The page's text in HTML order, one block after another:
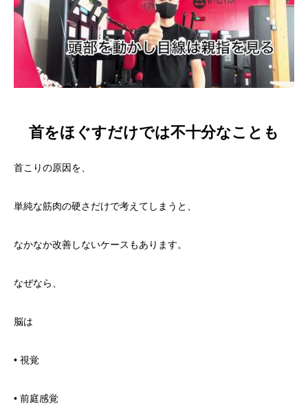
首をほぐすだけでは不十分なことも
首こりの原因を、
単純な筋肉の硬さだけで考えてしまうと、
なかなか改善しないケースもあります。
なぜなら、
脳は
• 視覚
• 前庭感覚